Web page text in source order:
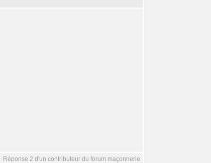
Réponse 2 d'un contributeur du forum maçonnerie